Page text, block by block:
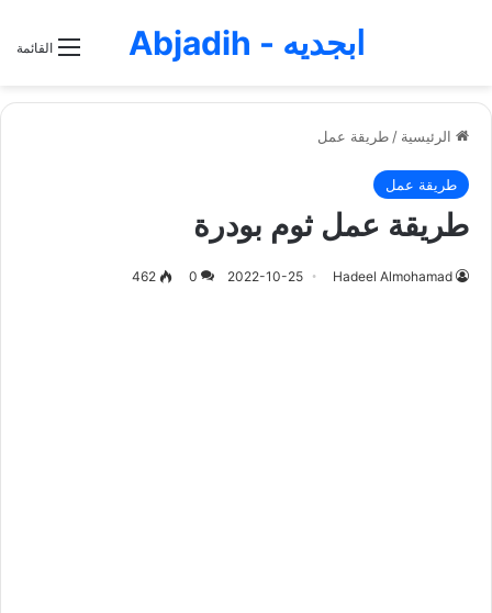
القائمة ابجديه - Abjadih
الرئيسية / طريقة عمل
طريقة عمل
طريقة عمل ثوم بودرة
Hadeel Almohamad
2022-10-25
0
462